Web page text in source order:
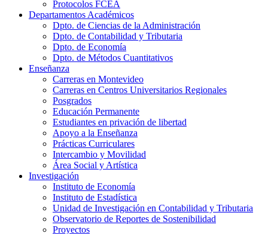
Protocolos FCEA
Departamentos Académicos
Dpto. de Ciencias de la Administración
Dpto. de Contabilidad y Tributaria
Dpto. de Economía
Dpto. de Métodos Cuantitativos
Enseñanza
Carreras en Montevideo
Carreras en Centros Universitarios Regionales
Posgrados
Educación Permanente
Estudiantes en privación de libertad
Apoyo a la Enseñanza
Prácticas Curriculares
Intercambio y Movilidad
Área Social y Artística
Investigación
Instituto de Economía
Instituto de Estadística
Unidad de Investigación en Contabilidad y Tributaria
Observatorio de Reportes de Sostenibilidad
Proyectos